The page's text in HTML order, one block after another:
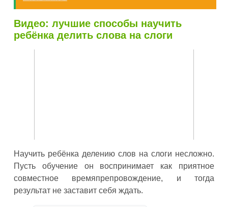
Видео: лучшие способы научить
ребёнка делить слова на слоги
Научить ребёнка делению слов на слоги несложно.
Пусть обучение он воспринимает как приятное
совместное времяпрепровождение, и тогда
результат не заставит себя ждать.